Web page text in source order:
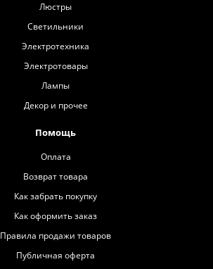
Люстры
Светильники
Электротехника
Электротовары
Лампы
Декор и прочее
Помощь
Оплата
Возврат товара
Как забрать покупку
Как оформить заказ
Правила продажи товаров
Публичная оферта